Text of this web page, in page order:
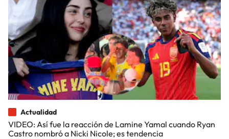
Actualidad
VIDEO: Así fue la reacción de Lamine Yamal cuando Ryan
Castro nombró a Nicki Nicole; es tendencia